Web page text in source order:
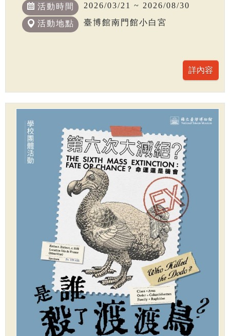
活動時間 2026/03/21 ~ 2026/08/30
活動地點 臺博館南門館小白宮